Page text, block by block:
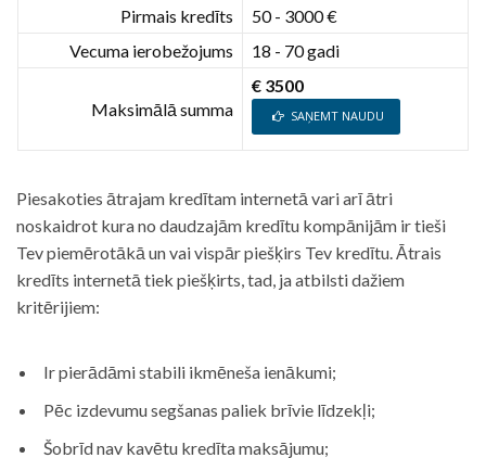
Pirmais kredīts
50 - 3000 €
Vecuma ierobežojums
18 - 70 gadi
Maksimālā summa
€ 3500
SAŅEMT NAUDU
Piesakoties ātrajam kredītam internetā vari arī ātri
noskaidrot kura no daudzajām kredītu kompānijām ir tieši
Tev piemērotākā un vai vispār piešķirs Tev kredītu. Ātrais
kredīts internetā tiek piešķirts, tad, ja atbilsti dažiem
kritērijiem:
Ir pierādāmi stabili ikmēneša ienākumi;
Pēc izdevumu segšanas paliek brīvie līdzekļi;
Šobrīd nav kavētu kredīta maksājumu;